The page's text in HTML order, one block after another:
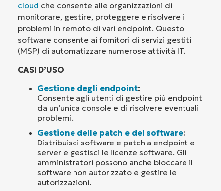
cloud che consente alle organizzazioni di
monitorare, gestire, proteggere e risolvere i
problemi in remoto di vari endpoint. Questo
software consente ai fornitori di servizi gestiti
(MSP) di automatizzare numerose attività IT.
CASI D’USO
Gestione degli endpoint:
Consente agli utenti di gestire più endpoint
da un’unica console e di risolvere eventuali
problemi.
Gestione delle patch e del software:
Distribuisci software e patch a endpoint e
server e gestisci le licenze software. Gli
amministratori possono anche bloccare il
software non autorizzato e gestire le
autorizzazioni.